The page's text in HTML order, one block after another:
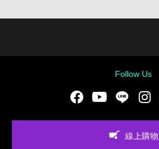
Follow Us
FacebookYoutubeLINE
線上購物